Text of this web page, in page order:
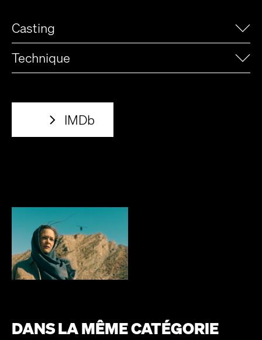
Casting
Technique
IMDb
DANS LA MÊME CATÉGORIE